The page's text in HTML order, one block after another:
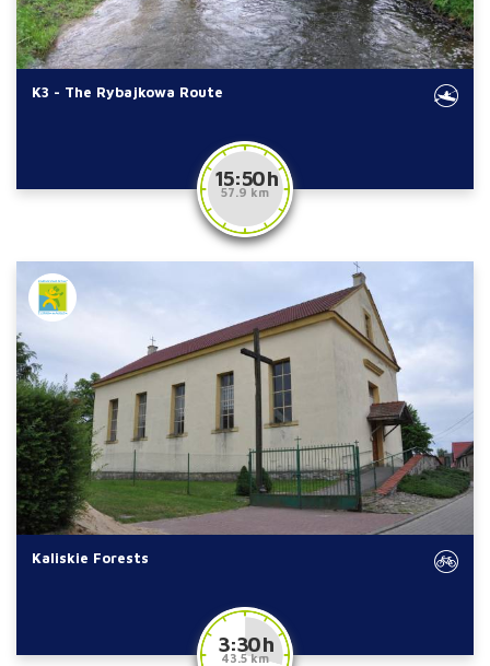
K3 - The Rybajkowa Route
15:50 h
57.9 km
Kaliskie Forests
3:30 h
43.5 km